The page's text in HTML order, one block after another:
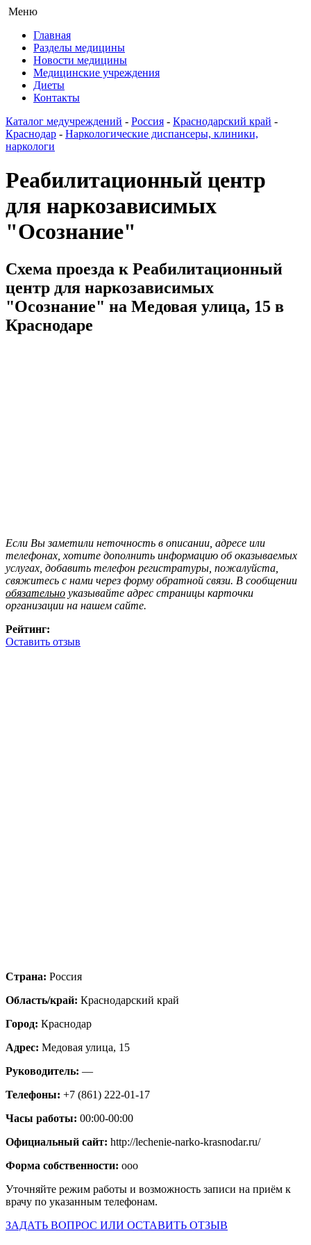
Меню
Главная
Разделы медицины
Новости медицины
Медицинские учреждения
Диеты
Контакты
Каталог медучреждений - Россия - Краснодарский край -
Краснодар - Наркологические диспансеры, клиники,
наркологи
Реабилитационный центр
для наркозависимых
"Осознание"
Схема проезда к Реабилитационный
центр для наркозависимых
"Осознание" на Медовая улица, 15 в
Краснодаре
Если Вы заметили неточность в описании, адресе или
телефонах, хотите дополнить информацию об оказываемых
услугах, добавить телефон регистратуры, пожалуйста,
свяжитесь с нами через форму обратной связи. В сообщении
обязательно указывайте адрес страницы карточки
организации на нашем сайте.
Рейтинг:
Оставить отзыв
Страна: Россия
Область/край: Краснодарский край
Город: Краснодар
Адрес: Медовая улица, 15
Руководитель: —
Телефоны: +7 (861) 222-01-17
Часы работы: 00:00-00:00
Официальный сайт: http://lechenie-narko-krasnodar.ru/
Форма собственности: ooo
Уточняйте режим работы и возможность записи на приём к
врачу по указанным телефонам.
ЗАДАТЬ ВОПРОС ИЛИ ОСТАВИТЬ ОТЗЫВ